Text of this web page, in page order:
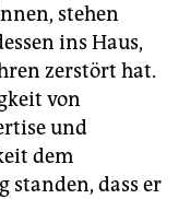
stehen
ins Haus,
zerstört hat.
von
und
dem
standen, dass er